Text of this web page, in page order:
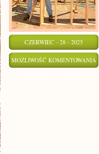
CZERWIEC - 28 - 2025
MOŻLIWOŚĆ KOMENTOWANIA